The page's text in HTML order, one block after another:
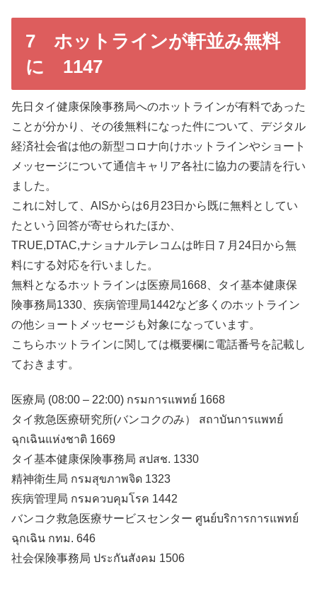
7 ホットラインが軒並み無料
に 1147
先日タイ健康保険事務局へのホットラインが有料であった
ことが分かり、その後無料になった件について、デジタル
経済社会省は他の新型コロナ向けホットラインやショート
メッセージについて通信キャリア各社に協力の要請を行い
ました。
これに対して、AISからは6月23日から既に無料としてい
たという回答が寄せられたほか、
TRUE,DTAC,ナショナルテレコムは昨日７月24日から無
料にする対応を行いました。
無料となるホットラインは医療局1668、タイ基本健康保
険事務局1330、疾病管理局1442など多くのホットライン
の他ショートメッセージも対象になっています。
こちらホットラインに関しては概要欄に電話番号を記載し
ておきます。
医療局 (08:00 – 22:00) กรมการแพทย์ 1668
タイ救急医療研究所(バンコクのみ） สถาบันการแพทย์
ฉุกเฉินแห่งชาติ 1669
タイ基本健康保険事務局 สปสช. 1330
精神衛生局 กรมสุขภาพจิด 1323
疾病管理局 กรมควบคุมโรค 1442
バンコク救急医療サービスセンター ศูนย์บริการการแพทย์
ฉุกเฉิน กทม. 646
社会保険事務局 ประกันสังคม 1506